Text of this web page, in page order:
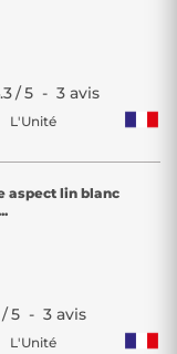
/5 - 3 avis
L'Unité
aspect lin blanc
/5 - 3 avis
L'Unité